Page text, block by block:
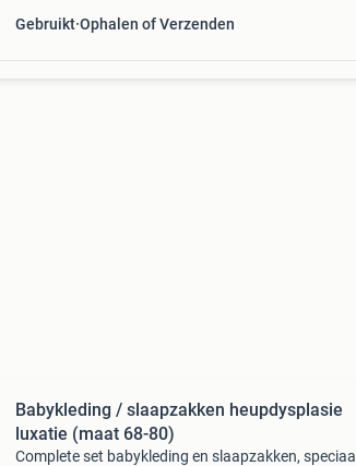
Gebruikt Ophalen of Verzenden
Babykleding / slaapzakken heupdysplasie
luxatie (maat 68-80)
Complete set babykleding en slaapzakken, speciaal